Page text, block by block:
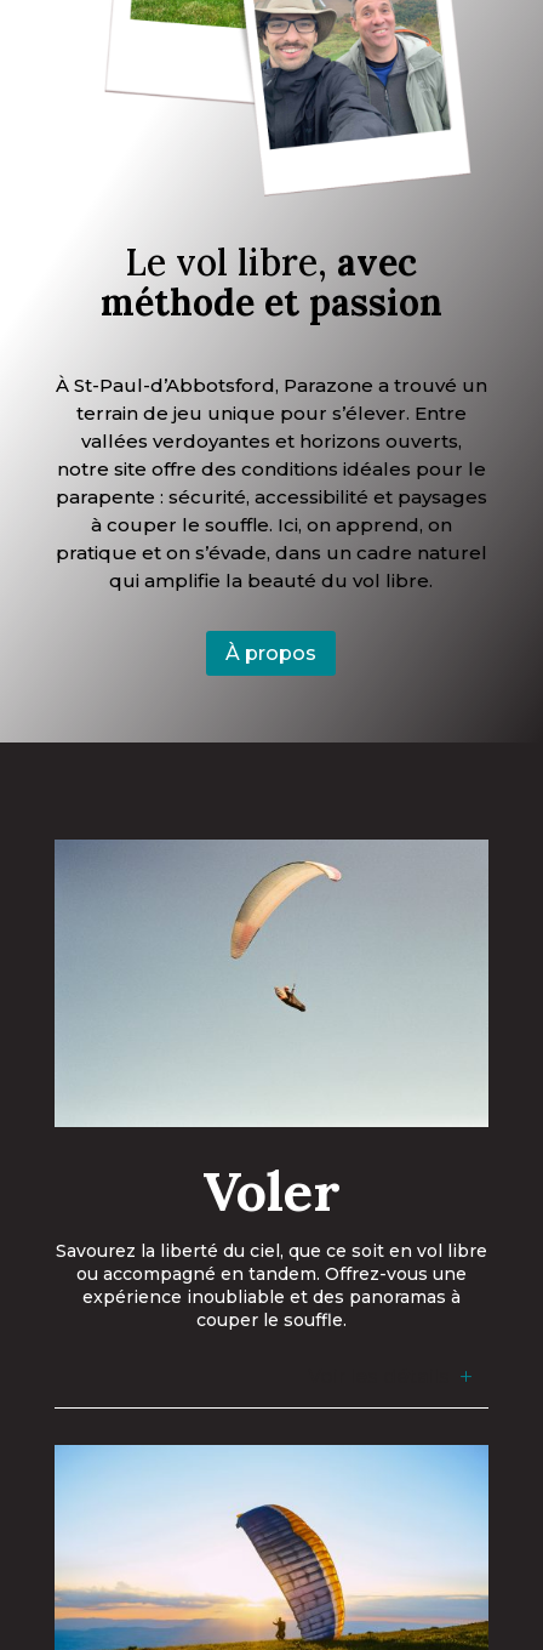
Le vol libre, avec
méthode et passion
À St-Paul-d’Abbotsford, Parazone a trouvé un
terrain de jeu unique pour s’élever. Entre
vallées verdoyantes et horizons ouverts,
notre site offre des conditions idéales pour le
parapente : sécurité, accessibilité et paysages
à couper le souffle. Ici, on apprend, on
pratique et on s’évade, dans un cadre naturel
qui amplifie la beauté du vol libre.
À propos
Voler
Savourez la liberté du ciel, que ce soit en vol libre
ou accompagné en tandem. Offrez-vous une
expérience inoubliable et des panoramas à
couper le souffle.